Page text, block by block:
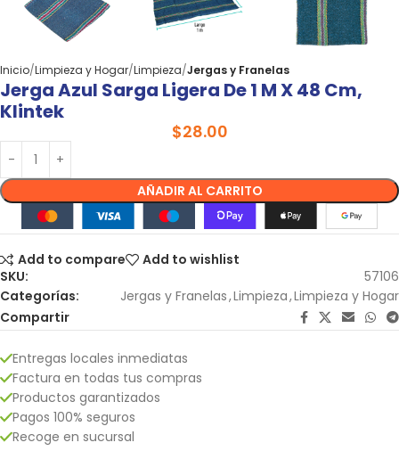
Inicio Limpieza y Hogar Limpieza Jergas y Franelas
Jerga Azul Sarga Ligera De 1 M X 48 Cm,
Klintek
$28.00
AÑADIR AL CARRITO
Add to compare
Add to wishlist
SKU:
57106
Categorías:
Jergas y Franelas,Limpieza,Limpieza y Hogar
Compartir
Entregas locales inmediatas
Factura en todas tus compras
Productos garantizados
Pagos 100% seguros
Recoge en sucursal